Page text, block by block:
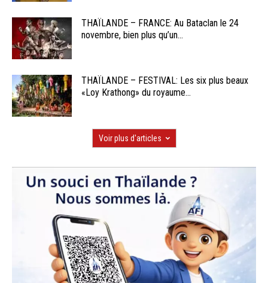
THAÏLANDE – FRANCE: Au Bataclan le 24
novembre, bien plus qu’un...
THAÏLANDE – FESTIVAL: Les six plus beaux
«Loy Krathong» du royaume...
Voir plus d'articles